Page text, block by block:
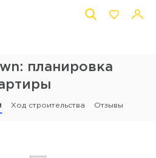
планировка
Ход строительства Отзывы